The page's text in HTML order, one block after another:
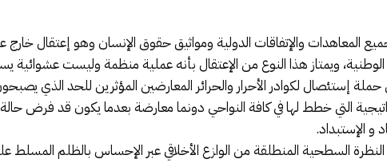
المعاهدات والإتفاقات الدولية ومواثيق حقوق الإنسان وهو إعتقال
الوطنية، ويمتاز هذا النوع من الإعتقال بأنه عملية منظمة وليست
إستئصال لكوادر الأحرار والحرائر المعارضين المؤثرين للحد الذي
التي خطط لها في كافة النواحي دونما معارضة بعدما يكون قد فرض
و الإستبداد.
النظرة السطحية المنطلقة من الوازع الأخلاقي عبر الإحساس بالظلم